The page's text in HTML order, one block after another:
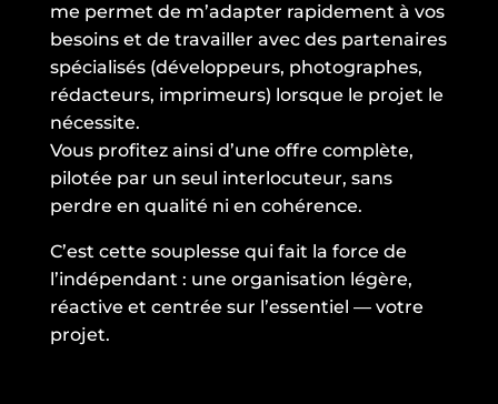
me permet de m’adapter rapidement à vos
besoins et de travailler avec des partenaires
spécialisés (développeurs, photographes,
rédacteurs, imprimeurs) lorsque le projet le
nécessite.
Vous profitez ainsi d’une offre complète,
pilotée par un seul interlocuteur, sans
perdre en qualité ni en cohérence.
C’est cette souplesse qui fait la force de
l’indépendant : une organisation légère,
réactive et centrée sur l’essentiel — votre
projet.